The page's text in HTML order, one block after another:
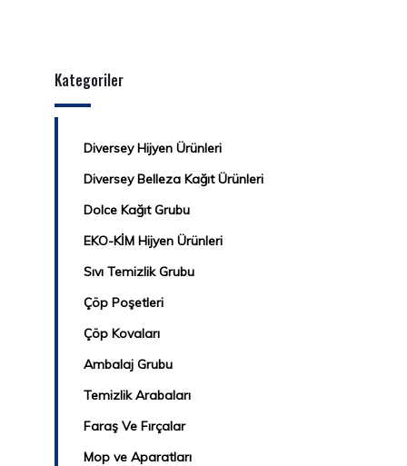
Kategoriler
Diversey Hijyen Ürünleri
Diversey Belleza Kağıt Ürünleri
Dolce Kağıt Grubu
EKO-KİM Hijyen Ürünleri
Sıvı Temizlik Grubu
Çöp Poşetleri
Çöp Kovaları
Ambalaj Grubu
Temizlik Arabaları
Faraş Ve Fırçalar
Mop ve Aparatları